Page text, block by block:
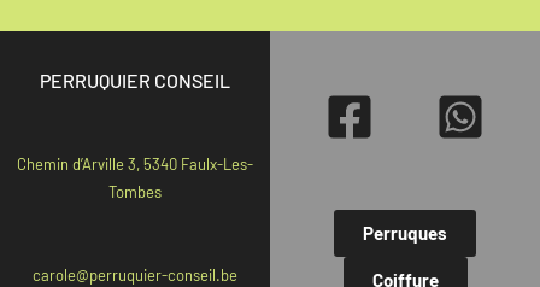
PERRUQUIER CONSEIL
Chemin d’Arville 3, 5340 Faulx-Les-
Tombes
carole@perruquier-conseil.be
Perruques
Coiffure